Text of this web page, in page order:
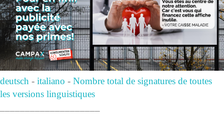
deutsch - italiano - Nombre total de signatures de toutes
les versions linguistiques